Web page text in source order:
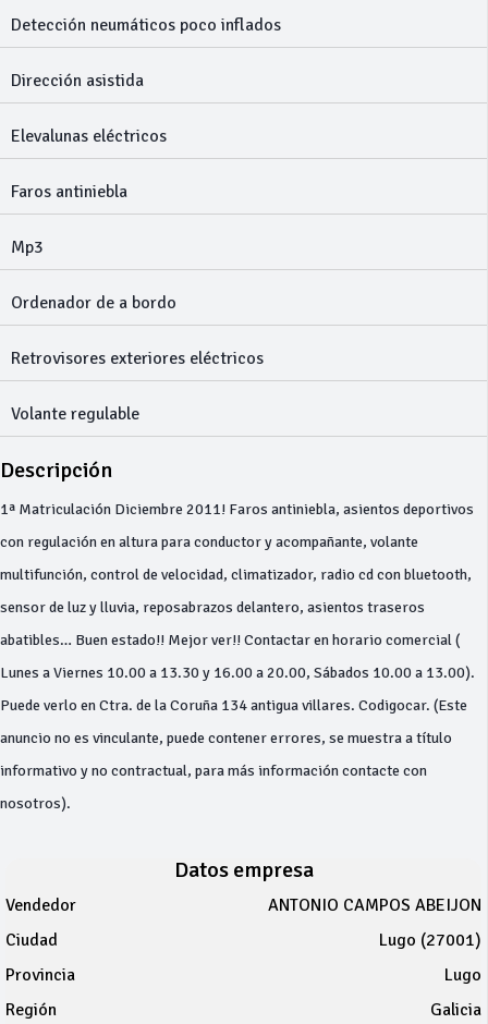
Detección neumáticos poco inflados
Dirección asistida
Elevalunas eléctricos
Faros antiniebla
Mp3
Ordenador de a bordo
Retrovisores exteriores eléctricos
Volante regulable
Descripción
1ª Matriculación Diciembre 2011! Faros antiniebla, asientos deportivos
con regulación en altura para conductor y acompañante, volante
multifunción, control de velocidad, climatizador, radio cd con bluetooth,
sensor de luz y lluvia, reposabrazos delantero, asientos traseros
abatibles… Buen estado!! Mejor ver!! Contactar en horario comercial (
Lunes a Viernes 10.00 a 13.30 y 16.00 a 20.00, Sábados 10.00 a 13.00).
Puede verlo en Ctra. de la Coruña 134 antigua villares. Codigocar. (Este
anuncio no es vinculante, puede contener errores, se muestra a título
informativo y no contractual, para más información contacte con
nosotros).
Datos empresa
Vendedor
ANTONIO CAMPOS ABEIJON
Ciudad
Lugo (27001)
Provincia
Lugo
Región
Galicia